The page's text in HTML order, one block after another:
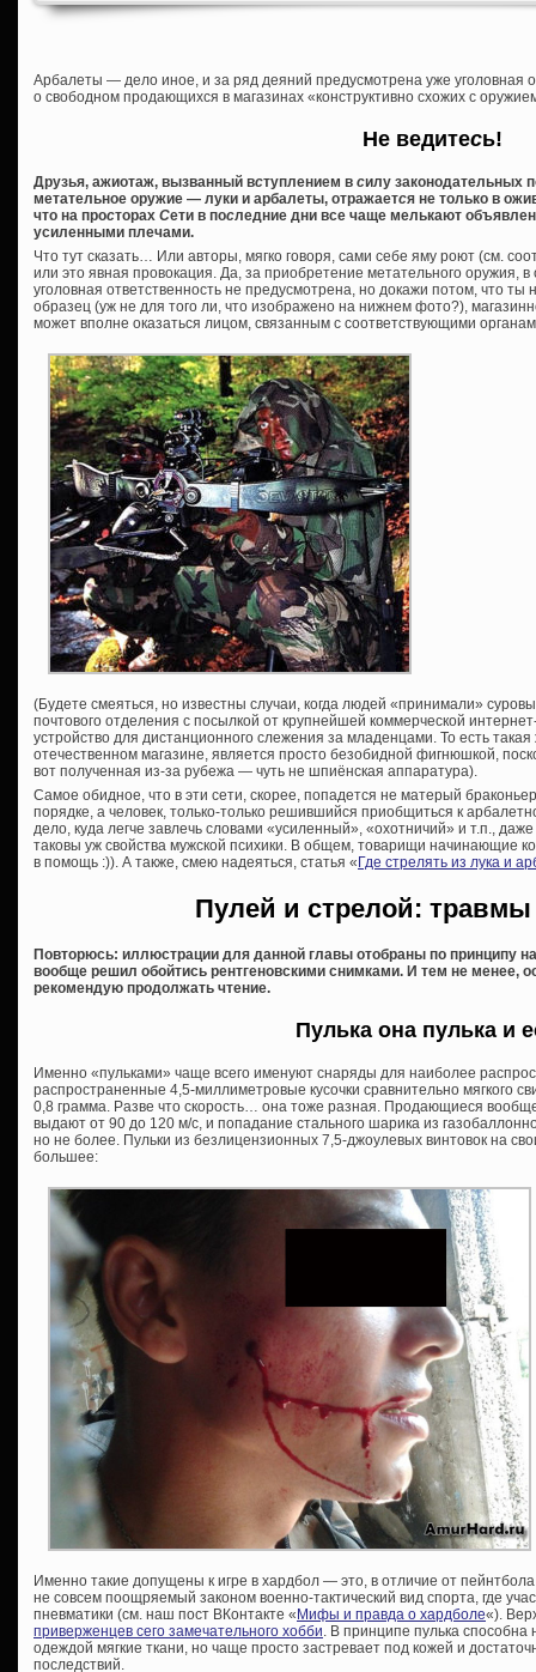
Арбалеты — дело иное, и за ряд деяний предусмотрена уже уголовная
о свободном продающихся в магазинах «конструктивно схожих с
Не ведитесь!
Друзья, ажиотаж, вызванный вступлением в силу законодательных
метательное оружие — луки и арбалеты, отражается не только в
что на просторах Сети в последние дни все чаще мелькают
усиленными плечами.
Что тут сказать… Или авторы, мягко говоря, сами себе яму роют (см.
или это явная провокация. Да, за приобретение метательного оружия,
уголовная ответственность не предусмотрена, но докажи потом, что ты
образец (уж не для того ли, что изображено на нижнем фото?),
может вполне оказаться лицом, связанным с соответствующими
(Будете смеяться, но известны случаи, когда людей «принимали»
почтового отделения с посылкой от крупнейшей коммерческой
устройство для дистанционного слежения за младенцами. То есть
отечественном магазине, является просто безобидной фигнюшкой,
вот полученная из-за рубежа — чуть не шпиёнская аппаратура).
Самое обидное, что в эти сети, скорее, попадется не матерый
порядке, а человек, только-только решившийся приобщиться к
дело, куда легче завлечь словами «усиленный», «охотничий» и т.п.,
таковы уж свойства мужской психики. В общем, товарищи начинающие
в помощь :)). А также, смею надеяться, статья « Где стрелять из лука и
Пулей и стрелой: травмы
Повторюсь: иллюстрации для данной главы отобраны по принципу
вообще решил обойтись рентгеновскими снимками. И тем не менее,
рекомендую продолжать чтение.
Пулька она пулька и
Именно «пульками» чаще всего именуют снаряды для наиболее
распространенные 4,5-миллиметровые кусочки сравнительно мягкого
0,8 грамма. Разве что скорость… она тоже разная. Продающиеся
выдают от 90 до 120 м/с, и попадание стального шарика из
но не более. Пульки из безлицензионных 7,5-джоулевых винтовок на
большее:
Именно такие допущены к игре в хардбол — это, в отличие от
не совсем поощряемый законом военно-тактический вид спорта, где
пневматики (см. наш пост ВКонтакте «Мифы и правда о хардболе«).
приверженцев сего замечательного хобби. В принципе пулька
одеждой мягкие ткани, но чаще просто застревает под кожей и
последствий.